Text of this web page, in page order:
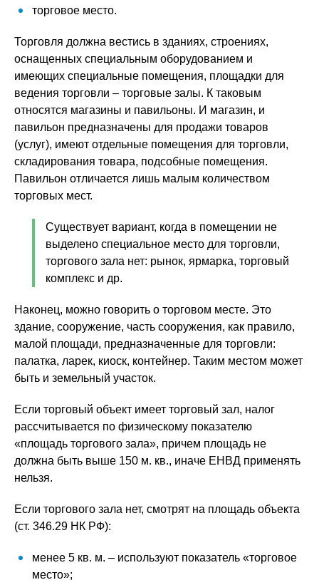
торговое место.
Торговля должна вестись в зданиях, строениях,
оснащенных специальным оборудованием и
имеющих специальные помещения, площадки для
ведения торговли – торговые залы. К таковым
относятся магазины и павильоны. И магазин, и
павильон предназначены для продажи товаров
(услуг), имеют отдельные помещения для торговли,
складирования товара, подсобные помещения.
Павильон отличается лишь малым количеством
торговых мест.
Существует вариант, когда в помещении не
выделено специальное место для торговли,
торгового зала нет: рынок, ярмарка, торговый
комплекс и др.
Наконец, можно говорить о торговом месте. Это
здание, сооружение, часть сооружения, как правило,
малой площади, предназначенные для торговли:
палатка, ларек, киоск, контейнер. Таким местом может
быть и земельный участок.
Если торговый объект имеет торговый зал, налог
рассчитывается по физическому показателю
«площадь торгового зала», причем площадь не
должна быть выше 150 м. кв., иначе ЕНВД применять
нельзя.
Если торгового зала нет, смотрят на площадь объекта
(ст. 346.29 НК РФ):
менее 5 кв. м. – используют показатель «торговое
место»;